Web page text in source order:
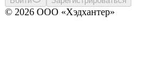
© 2026 ООО «Хэдхантер»